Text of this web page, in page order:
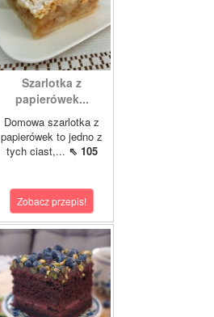
Szarlotka z
papierówek...
Domowa szarlotka z
papierówek to jedno z
tych ciast,... ⇖ 105
Zobacz przepis!